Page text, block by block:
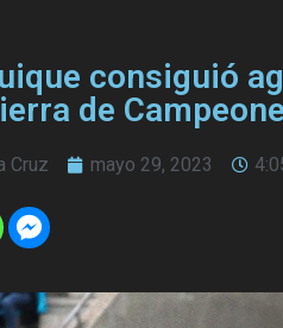
consiguió
de
Cruz mayo 29, 2023